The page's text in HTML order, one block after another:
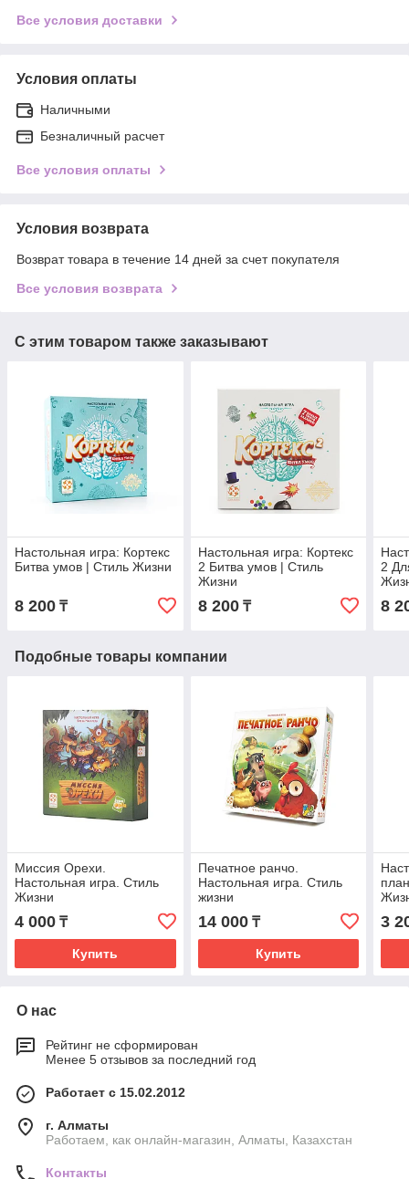
Все условия доставки
Условия оплаты
Наличными
Безналичный расчет
Все условия оплаты
Условия возврата
Возврат товара в течение 14 дней за счет покупателя
Все условия возврата
С этим товаром также заказывают
Настольная игра: Кортекс
Битва умов | Стиль Жизни
8 200 ₸
Настольная игра: Кортекс
2 Битва умов | Стиль
Жизни
8 200₸
2
8
Подобные товары компании
Миссия Орехи.
Настольная игра. Стиль
Жизни
4 000 ₸
Купить
Печатное ранчо.
Настольная игра. Стиль
жизни
14 000₸
Купить
3
О нас
Рейтинг не сформирован
Менее 5 отзывов за последний год
Работает с 15.02.2012
г. Алматы
Работаем, как онлайн-магазин, Алматы, Казахстан
Контакты